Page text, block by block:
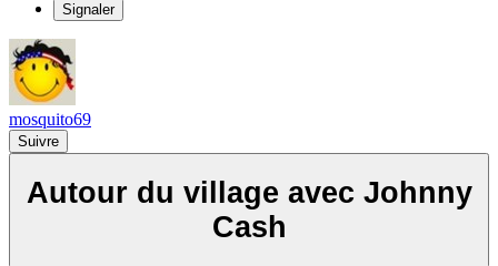
Signaler
mosquito69
Suivre
Autour du village avec Johnny
Cash